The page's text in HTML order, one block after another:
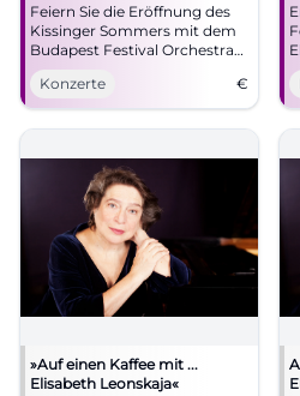
Feiern Sie die Eröffnung des
Kissinger Sommers mit dem
Budapest Festival Orchestra
und Elisabeth Leonskaja im
Max-Littmann-Saal.
Konzerte €
»Auf einen Kaffee mit ...
Elisabeth Leonskaja«